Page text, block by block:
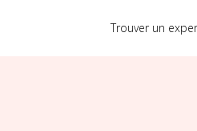
Trouver un